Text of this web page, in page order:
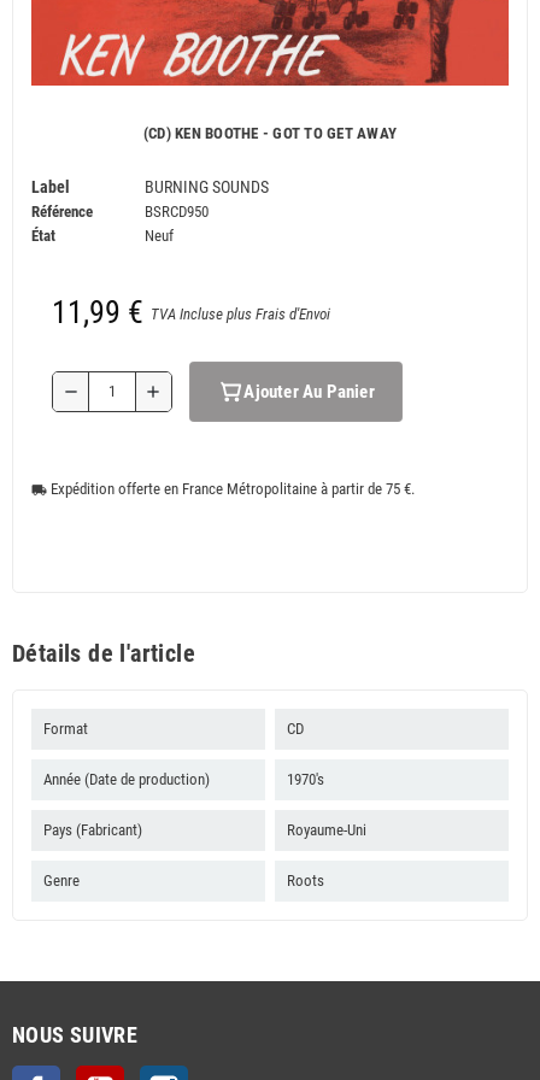
(CD) KEN BOOTHE - GOT TO GET AWAY
Label BURNING SOUNDS
Référence
BSRCD950
État
Neuf
11,99 € TVA Incluse plus Frais d'Envoi
remove add Ajouter Au Panier
local_shipping Expédition offerte en France Métropolitaine à partir de 75 €.
Détails de l'article
Format CD
Année (Date de production) 1970's
Pays (Fabricant) Royaume-Uni
Genre Roots
NOUS SUIVRE